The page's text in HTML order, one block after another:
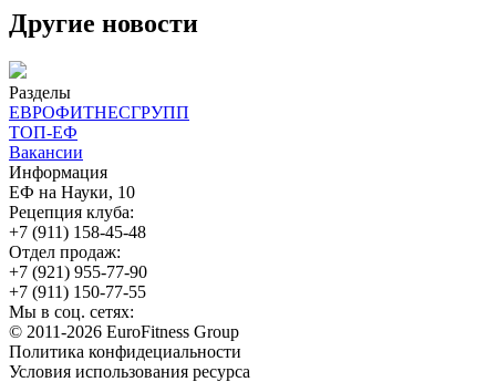
Другие новости
Разделы
ЕВРОФИТНЕСГРУПП
ТОП-ЕФ
Вакансии
Информация
ЕФ на Науки, 10
Рецепция клуба:
+7 (911) 158-45-48
Отдел продаж:
+7 (921) 955-77-90
+7 (911) 150-77-55
Мы в соц. сетях:
© 2011-2026 EuroFitness Group
Политика конфидециальности
Условия использования ресурса